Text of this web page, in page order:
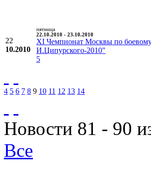
22
10.2010
пятница
22.10.2010 - 23.10.2010
XI Чемпионат Москвы по
И.Ципурского-2010"
5
4 5 6 7 8 9 10 11 12 13 14
Новости 81 - 90
Все